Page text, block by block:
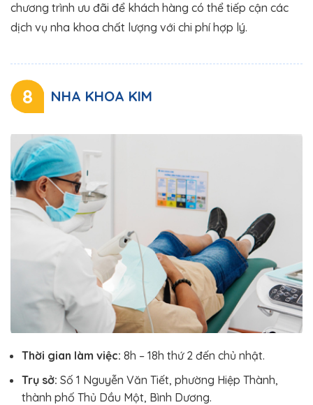
chương trình ưu đãi để khách hàng có thể tiếp cận các
dịch vụ nha khoa chất lượng với chi phí hợp lý.
8 NHA KHOA KIM
Thời gian làm việc: 8h – 18h thứ 2 đến chủ nhật.
Trụ sở: Số 1 Nguyễn Văn Tiết, phường Hiệp Thành,
thành phố Thủ Dầu Một, Bình Dương.